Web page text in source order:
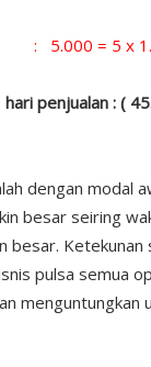
= 5 x
penjualan : (
dengan modal
besar seiring
besar.
pulsa semua
menguntungkan